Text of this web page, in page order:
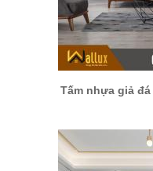
Tấm nhựa giả